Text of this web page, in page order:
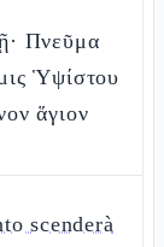
Πνεῦμα
Ὑψίστου
ἅγιον
scenderà